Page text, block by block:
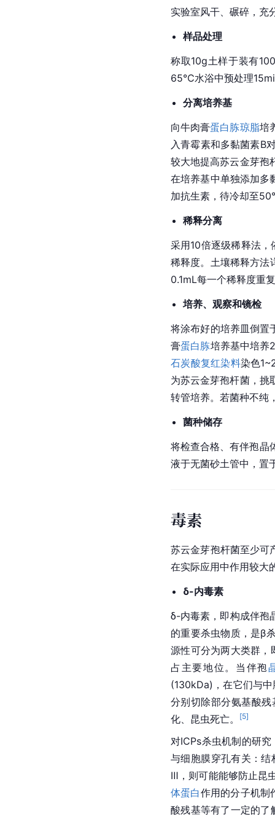
实验室风干、碾碎，充
样品处理
称取10g土样于装有
65℃水浴中预处理
分离培养基
向牛肉膏蛋白胨琼脂培
入青霉素和多黏菌素B
较大地提高苏云金芽孢
在培养基中单独添加多
加抗生素，待冷却至
稀释分离
采用10倍逐级稀释法，
稀释度。土壤稀释方法
0.1mL每一个稀释度重
培养、观察和镜检
将涂布好的培养皿倒
膏蛋白胨培养基中培养
石炭酸复红染料染色
为苏云金芽孢杆菌，挑
转管培养。若菌种不纯
菌种储存
将检查合格、有伴孢
液于无菌砂土管中，
毒素
苏云金芽孢杆菌至少可
在实际应用中作用较大
δ-内毒素
δ-内毒素，即构成伴孢
的重要杀虫物质，是β
源性可分为两大类群
占主要地位。当伴孢
(130kDa)，在它们与
分别切除部分氨基酸
化、昆虫死亡。
[5]
对ICPs杀虫机制的研
与细胞膜穿孔有关：结
Ⅲ，则可能能够防止昆
体蛋白作用的分子机制
酸残基等有了一定的